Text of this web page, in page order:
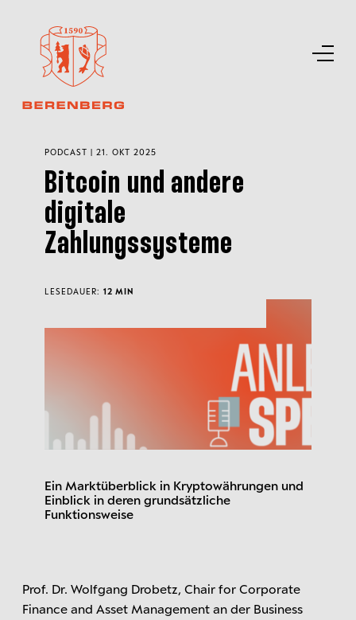
Ein Marktüberblick in Kryptowährungen und
Einblick in deren grundsätzliche
Funktionsweise
PODCAST | 21. OKT 2025
Bitcoin und andere
digitale
Zahlungssysteme
LESEDAUER: 12 MIN
Prof. Dr. Wolfgang Drobetz, Chair for Corporate
Finance and Asset Management an der Business